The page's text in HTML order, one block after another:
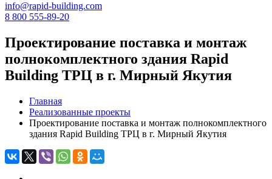
info@rapid-building.com
8 800 555-89-20
Проектирование поставка и монтаж
полнокомплектного здания Rapid
Building ТРЦ в г. Мирный Якутия
Главная
Реализованные проекты
Проектирование поставка и монтаж полнокомплектного
здания Rapid Building ТРЦ в г. Мирный Якутия